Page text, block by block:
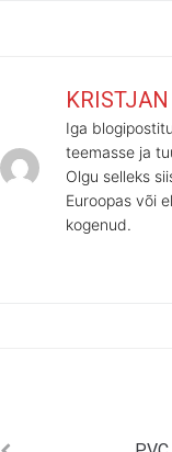
Iga
teemasse ja
Olgu selleks
Euroopas või
kogenud.